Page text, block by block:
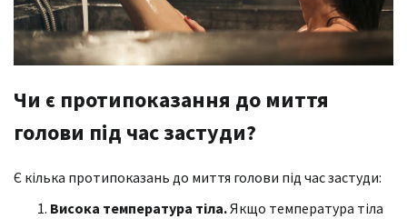
Чи є протипоказання до миття
голови під час застуди?
Є кілька протипоказань до миття голови під час застуди:
Висока температура тіла.Якщо температура тіла